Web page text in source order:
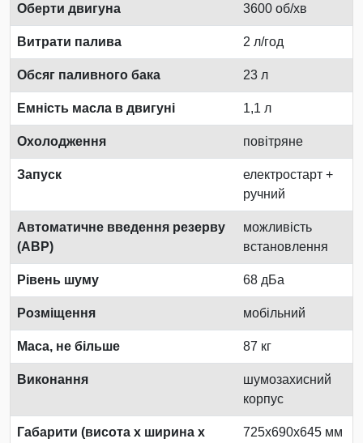
Оберти двигуна 3600 об/хв
Витрати палива 2 л/год
Обсяг паливного бака 23 л
Емність масла в двигуні 1,1 л
Охолодження повітряне
Запуск
електростарт +
ручний
Автоматичне введення резерву
(АВР)
можливість
встановлення
Рівень шуму 68 дБа
Розміщення мобільний
Маса, не більше 87 кг
Виконання
шумозахисний
корпус
Габарити (висота х ширина х
725х690х645 мм